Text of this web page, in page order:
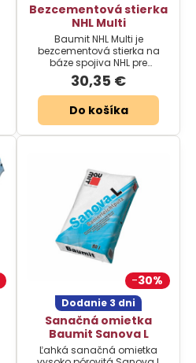
Bezcementová stierka
NHL Multi
Baumit NHL Multi je
bezcementová stierka na
báze spojiva NHL pre
vytvorenie výstužnej vrstvy.
30,35 €
Do košíka
30%
Dodanie 3 dni
Sanačná omietka
Baumit Sanova L
Ľahká sanačná omietka